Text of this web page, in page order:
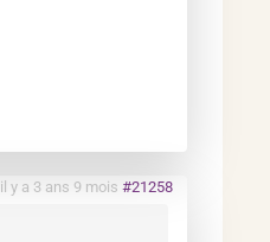
il y a 3 ans 9 mois #21258